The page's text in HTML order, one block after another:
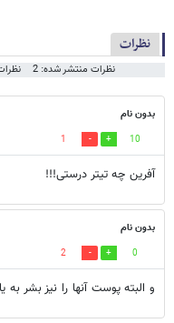
نظرات
نظرات منتشر شده: 2
بدون نام
10
1
آفرین چه تیتر درستی!!!
بدون نام
0
2
و البته پوست آنها را نیز بشر